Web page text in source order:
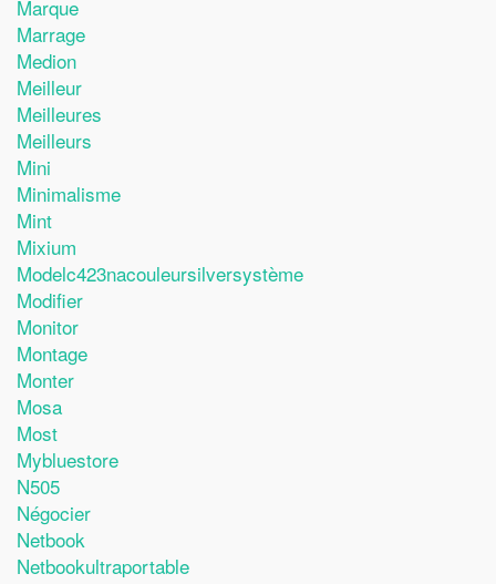
Marque
Marrage
Medion
Meilleur
Meilleures
Meilleurs
Mini
Minimalisme
Mint
Mixium
Modelc423nacouleursilversystème
Modifier
Monitor
Montage
Monter
Mosa
Most
Mybluestore
N505
Négocier
Netbook
Netbookultraportable